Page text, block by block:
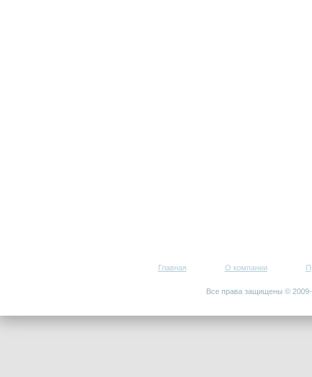
Главная О компании
Все права защищены ©